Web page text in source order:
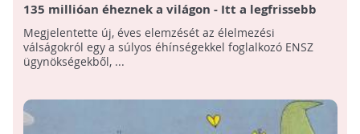
135 millióan éheznek a világon - Itt a legfrissebb
jelentés az élelmiszerválságokról!
Megjelentette új, éves elemzését az élelmezési
válságokról egy a súlyos éhínségekkel foglalkozó ENSZ
ügynökségekből, ...